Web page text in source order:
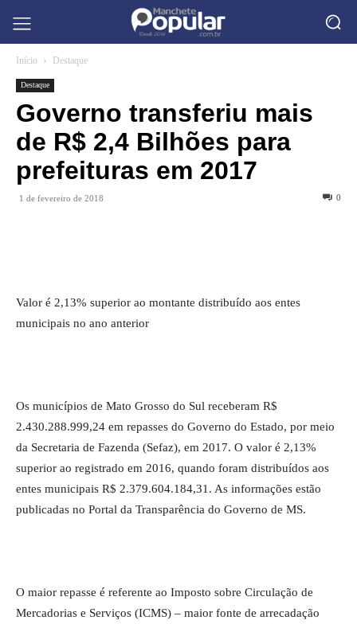
Início Destaque
Destaque
Governo transferiu mais
de R$ 2,4 Bilhões para
prefeituras em 2017
1 de fevereiro de 2018 0
Valor é 2,13% superior ao montante distribuído aos entes
municipais no ano anterior
Os municípios de Mato Grosso do Sul receberam R$
2.430.288.999,24 em repasses do Governo do Estado, por meio
da Secretaria de Fazenda (Sefaz), em 2017. O valor é 2,13%
superior ao registrado em 2016, quando foram distribuídos aos
entes municipais R$ 2.379.604.184,31. As informações estão
publicadas no Portal da Transparência do Governo de MS.
O maior repasse é referente ao Imposto sobre Circulação de
Mercadorias e Serviços (ICMS) – maior fonte de arrecadação